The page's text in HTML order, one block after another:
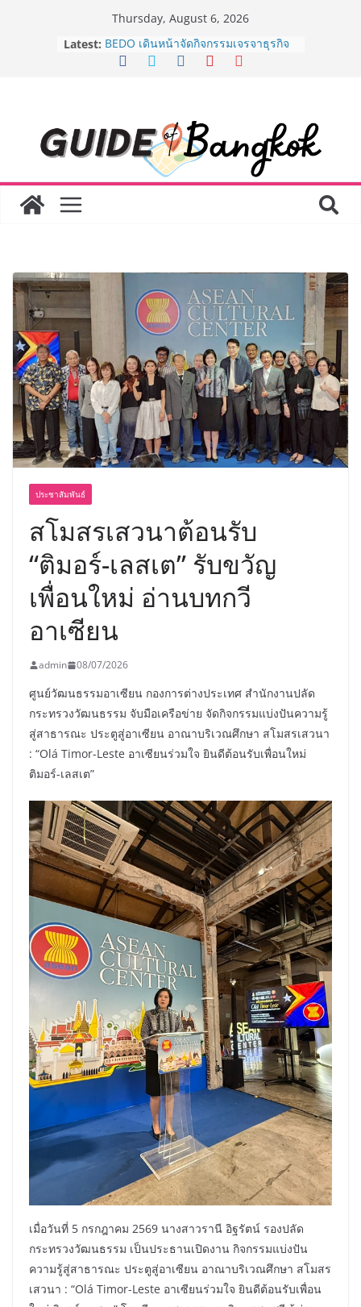
Thursday, August 6, 2026
Latest: BEDO เดินหน้าจัดกิจกรรมเจรจาธุรกิจ
“BIO TRADE CONNECT 2026” ยก
สด ดอกไม้ประดิษฐ์ พวงมาลัย และสังฆ
ภัณฑ์ครบวงจร ขอเชิญเลือกซื้อมาลัย
และของขวัญต้อนรับวันแม่ เปิดให้
บริการทุกวันตลอด 24 ชั่วโมง
ครั้งแรกของไทย ส่งอุปกรณ์วิทยาศาสตร์
“ดร.ปิยะวัฒน์” ถ่ายทอดวิสัยทัศน์ธุรกิจ
พร้อมฟรีคอนเสิร์ต “โชค รถแห่” ยกวง
AirAsia X SEE FAH พันธมิตรทางธุรกิจ
ยาวนานกว่า 20 ปี ต่อยอดเสิร์ฟความ
อร่อย ยกเมนูระดับตำนาน “ข้าวหน้าไก่
ราชวงศ์” พุ่งทะยานสู่น่านฟ้า
ประชาสัมพันธ์
สโมสรเสวนาต้อนรับ
“ติมอร์-เลสเต” รับขวัญ
เพื่อนใหม่ อ่านบทกวี
อาเซียน
admin 08/07/2026
ศูนย์วัฒนธรรมอาเซียน กองการต่างประเทศ สำนักงานปลัด
กระทรวงวัฒนธรรม จับมือเครือข่าย จัดกิจกรรมแบ่งปันความรู้
สู่สาธารณะ ประตูสู่อาเซียน อาณาบริเวณศึกษา สโมสรเสวนา
: “Olá Timor-Leste อาเซียนร่วมใจ ยินดีต้อนรับเพื่อนใหม่
ติมอร์-เลสเต”
เมื่อวันที่ 5 กรกฎาคม 2569 นางสาวรานี อิฐรัตน์ รองปลัด
กระทรวงวัฒนธรรม เป็นประธานเปิดงาน กิจกรรมแบ่งปัน
ความรู้สู่สาธารณะ ประตูสู่อาเซียน อาณาบริเวณศึกษา สโมสร
เสวนา : “Olá Timor-Leste อาเซียนร่วมใจ ยินดีต้อนรับเพื่อน